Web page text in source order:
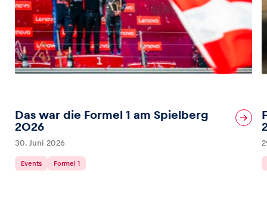
Das war die Formel 1 am Spielberg
2026
30. Juni 2026
Events Formel 1